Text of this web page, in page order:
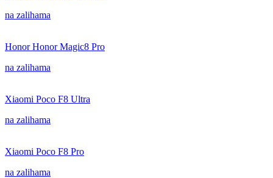
na zalihama
Honor Honor Magic8 Pro
na zalihama
Xiaomi Poco F8 Ultra
na zalihama
Xiaomi Poco F8 Pro
na zalihama